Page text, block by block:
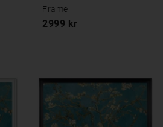
Frame
2999 kr